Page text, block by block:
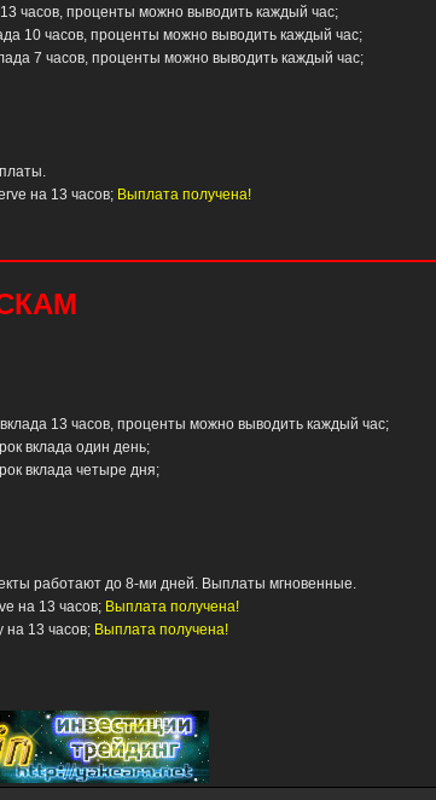
часов, проценты можно выводить каждый час;
10 часов, проценты можно выводить каждый час;
7 часов, проценты можно выводить каждый час;
на 13 часов; Выплата получена!
13 часов, проценты можно выводить каждый час;
вклада один день;
вклада четыре дня;
работают до 8-ми дней. Выплаты мгновенные.
на 13 часов; Выплата получена!
на 13 часов; Выплата получена!